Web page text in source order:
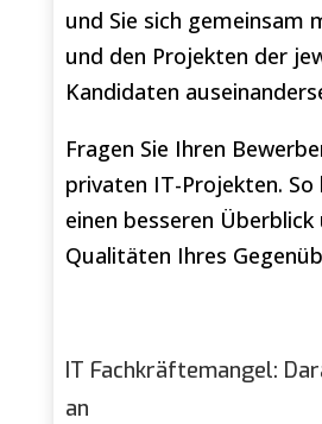
und Sie sich gemeinsam
und den Projekten der
Kandidaten
Fragen Sie Ihren
privaten IT-Projekten. So
einen besseren Überblick
Qualitäten Ihres
IT Fachkräftemangel:
an